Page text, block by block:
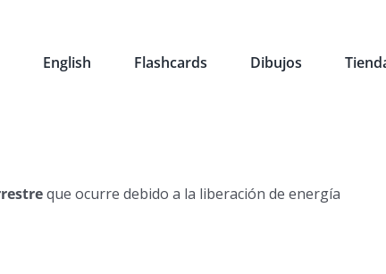
English Flashcards Dibujos
que ocurre debido a la liberación de energía